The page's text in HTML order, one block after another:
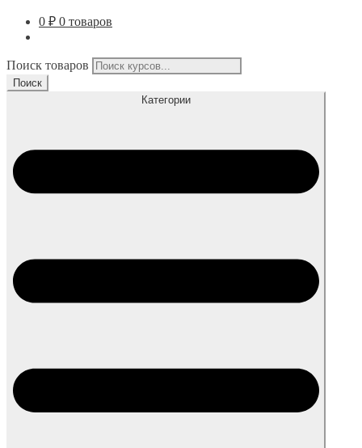
0 ₽ 0 товаров
Поиск товаров
Поиск
Категории